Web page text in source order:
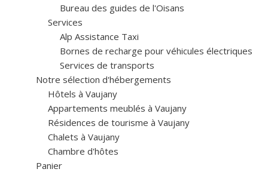
Bureau des guides de l'Oisans
Services
Alp Assistance Taxi
Bornes de recharge pour véhicules électriques
Services de transports
Notre sélection d'hébergements
Hôtels à Vaujany
Appartements meublés à Vaujany
Résidences de tourisme à Vaujany
Chalets à Vaujany
Chambre d'hôtes
Panier